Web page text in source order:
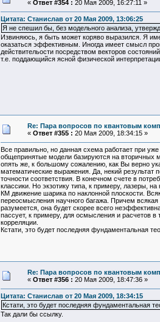
« Ответ #354 : 20 Мая 2009, 16:27:11 »
Цитата: Станислав от 20 Мая 2009, 13:06:25
Я не спешил бы, без модельного анализа,
Извиняюсь, я быть может коряво выразился. Я
оказаться эффективным. Иногда имеет смысл
действительости посредством векторов
т.е. поддающийся ясной физической
Re: Пара вопросов по квантовым
« Ответ #355 : 20 Мая 2009, 18:34:15 »
Все правильно, но данная схема работает при
общепринятые модели базируются на вторичных
опять же, к большому сожалению, как Вы верно
математические выражения. Да, некий результат
точности соответствия. В конечном счете в
классики. Но экзотику типа, к примеру, лазеры,
КМ движение шарика по наклонной плоскости.
переосмысления научного багажа. Причем
разумеется, она будет скорее всего
пассует, к примеру, для осмысления и расчетов
корреляции.
Кстати, это будет последняя фундаментальная
Re: Пара вопросов по квантовым
« Ответ #356 : 20 Мая 2009, 18:47:36 »
Цитата: Станислав от 20 Мая 2009, 18:34:15
Кстати, это будет последняя фундаментальная
Так дали бы ссылку.